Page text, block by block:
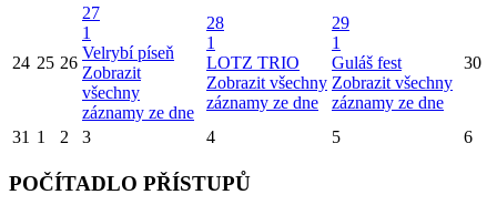
24 25 26
27
1
Velrybí píseň
Zobrazit
všechny
záznamy ze dne
28
1
LOTZ TRIO
Zobrazit všechny
záznamy ze dne
29
1
Guláš fest
Zobrazit všechny
záznamy ze dne
30
31 1 2 3 4 5 6
POČÍTADLO PŘÍSTUPŮ